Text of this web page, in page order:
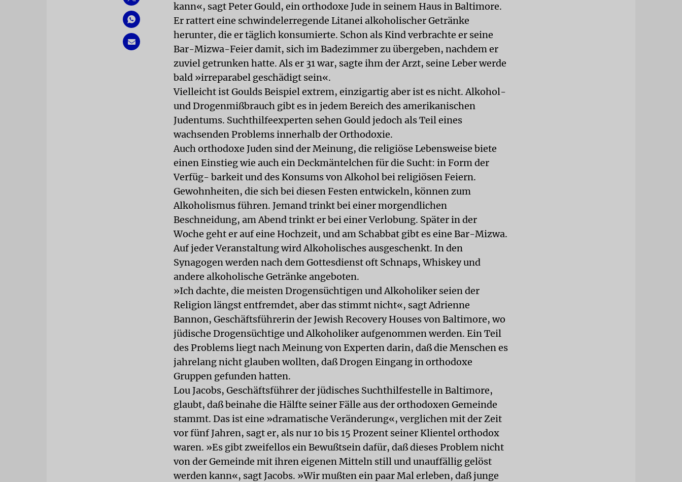
kann«, sagt Peter Gould, ein orthodoxe Jude in seinem Haus in Baltimore.
Er rattert eine schwindelerregende Litanei alkoholischer Getränke
herunter, die er täglich konsumierte. Schon als Kind verbrachte er seine
Bar-Mizwa-Feier damit, sich im Badezimmer zu übergeben, nachdem er
zuviel getrunken hatte. Als er 31 war, sagte ihm der Arzt, seine Leber werde
bald »irreparabel geschädigt sein«.
Vielleicht ist Goulds Beispiel extrem, einzigartig aber ist es nicht. Alkohol-
und Drogenmißbrauch gibt es in jedem Bereich des amerikanischen
Judentums. Suchthilfeexperten sehen Gould jedoch als Teil eines
wachsenden Problems innerhalb der Orthodoxie.
Auch orthodoxe Juden sind der Meinung, die religiöse Lebensweise biete
einen Einstieg wie auch ein Deckmäntelchen für die Sucht: in Form der
Verfüg- barkeit und des Konsums von Alkohol bei religiösen Feiern.
Gewohnheiten, die sich bei diesen Festen entwickeln, können zum
Alkoholismus führen. Jemand trinkt bei einer morgendlichen
Beschneidung, am Abend trinkt er bei einer Verlobung. Später in der
Woche geht er auf eine Hochzeit, und am Schabbat gibt es eine Bar-Mizwa.
Auf jeder Veranstaltung wird Alkoholisches ausgeschenkt. In den
Synagogen werden nach dem Gottesdienst oft Schnaps, Whiskey und
andere alkoholische Getränke angeboten.
»Ich dachte, die meisten Drogensüchtigen und Alkoholiker seien der
Religion längst entfremdet, aber das stimmt nicht«, sagt Adrienne
Bannon, Geschäftsführerin der Jewish Recovery Houses von Baltimore, wo
jüdische Drogensüchtige und Alkoholiker aufgenommen werden. Ein Teil
des Problems liegt nach Meinung von Experten darin, daß die Menschen es
jahrelang nicht glauben wollten, daß Drogen Eingang in orthodoxe
Gruppen gefunden hatten.
Lou Jacobs, Geschäftsführer der jüdisches Suchthilfestelle in Baltimore,
glaubt, daß beinahe die Hälfte seiner Fälle aus der orthodoxen Gemeinde
stammt. Das ist eine »dramatische Veränderung«, verglichen mit der Zeit
vor fünf Jahren, sagt er, als nur 10 bis 15 Prozent seiner Klientel orthodox
waren. »Es gibt zweifellos ein Bewußtsein dafür, daß dieses Problem nicht
von der Gemeinde mit ihren eigenen Mitteln still und unauffällig gelöst
werden kann«, sagt Jacobs. »Wir mußten ein paar Mal erleben, daß junge